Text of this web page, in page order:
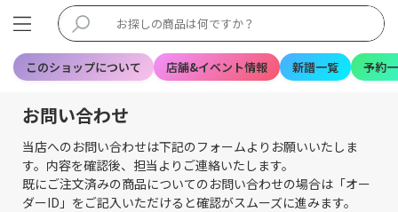
このショップについて 店舗&イベント情報 新譜一覧 予約
お問い合わせ
当店へのお問い合わせは下記のフォームよりお願いいたしま
す。内容を確認後、担当よりご連絡いたします。
既にご注文済みの商品についてのお問い合わせの場合は「オー
ダーID」をご記入いただけると確認がスムーズに進みます。